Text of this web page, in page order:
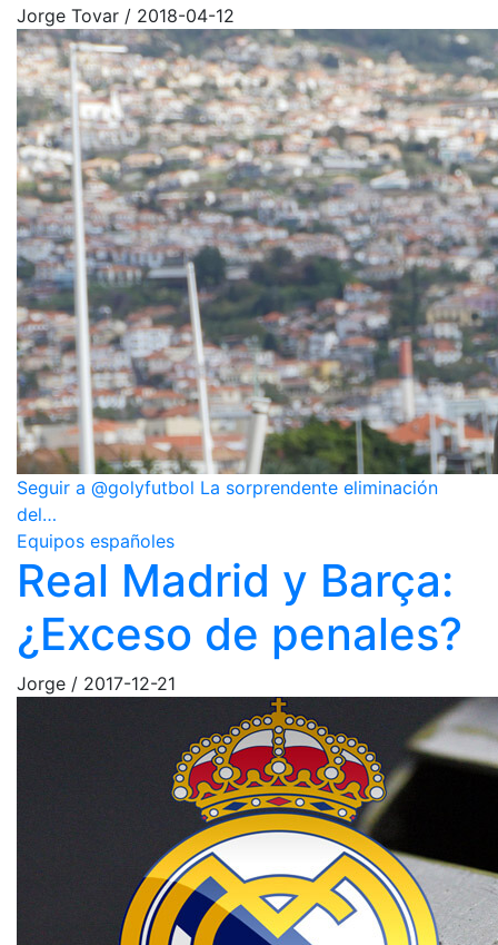
Jorge Tovar / 2018-04-12
Seguir a @golyfutbol La sorprendente eliminación
del…
Equipos españoles
Real Madrid y Barça:
¿Exceso de penales?
Jorge / 2017-12-21